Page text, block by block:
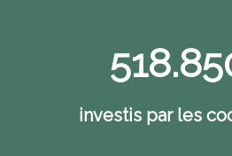
investis par les